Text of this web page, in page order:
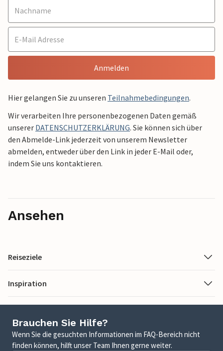
Anmelden
Hier gelangen Sie zu unseren Teilnahmebedingungen.
Wir verarbeiten Ihre personenbezogenen Daten gemäß
unserer DATENSCHUTZERKLÄRUNG. Sie können sich über
den Abmelde-Link jederzeit von unserem Newsletter
abmelden, entweder über den Link in jeder E-Mail oder,
indem Sie uns kontaktieren.
Ansehen
Reiseziele
Inspiration
Brauchen Sie Hilfe?
Wenn Sie die gesuchten Informationen im FAQ-Bereich nicht
finden können, hilft unser Team Ihnen gerne weiter.